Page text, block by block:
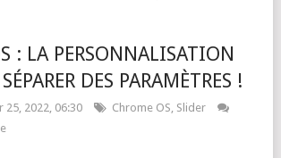
: LA PERSONNALISATION
DES PARAMÈTRES !
25, 2022, 06:30 Chrome OS, Slider